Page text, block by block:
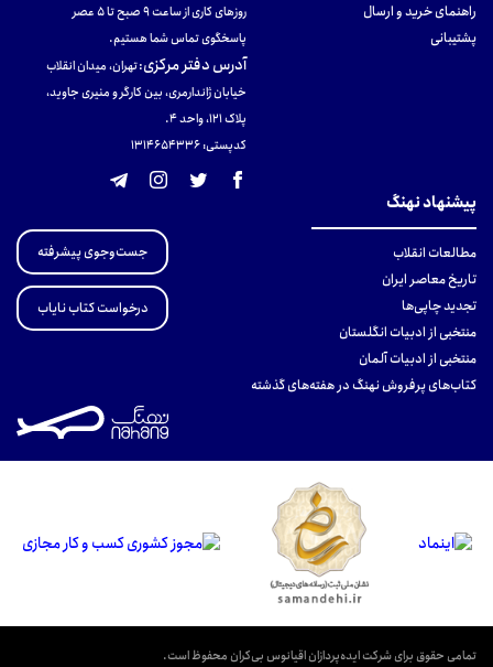
راهنمای خرید و ارسال
پشتیبانی
روزهای کاری از ساعت ۹ صبح تا ۵ عصر
پاسخگوی تماس شما هستیم.
آدرس دفتر مرکزی:تهران، میدان انقلاب
خیابان ژاندارمری، بین کارگر و منیری جاوید،
پلاک 121، واحد ۴.
کدپستی: 131465433۶
پیشنهاد نهنگ
مطالعات انقلاب
تاریخ معاصر ایران
تجدید چاپی‌ها
منتخبی از ادبیات انگلستان
منتخبی از ادبیات آلمان
کتاب‌های پرفروش نهنگ در هفته‌های گذشته
جست‌وجوی پیشرفته
درخواست کتاب نایاب
تمامی حقوق برای شرکت ایده‌پردازان اقیانوس بی‌کران محفوظ است.